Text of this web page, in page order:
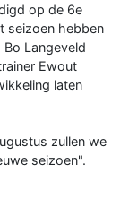
op de 6e
seizoen hebben
Langeveld
Ewout
laten
zullen we
seizoen".